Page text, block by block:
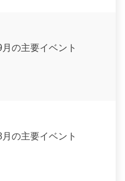
の主要イベント
の主要イベント